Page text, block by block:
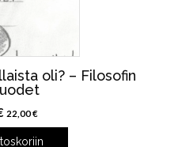
oli? – Filosofin
22,00€